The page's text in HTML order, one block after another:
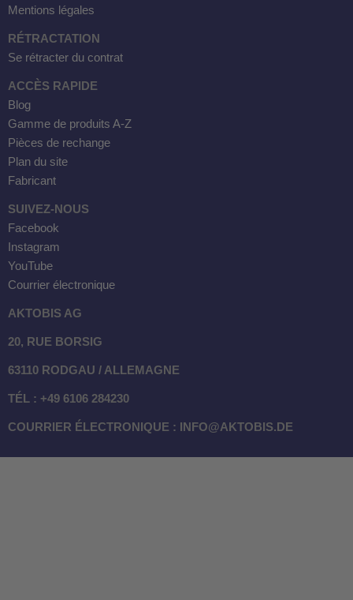
Mentions légales
RÉTRACTATION
Se rétracter du contrat
ACCÈS RAPIDE
Blog
Gamme de produits A-Z
Pièces de rechange
Plan du site
Fabricant
SUIVEZ-NOUS
Facebook
Instagram
YouTube
Courrier électronique
AKTOBIS AG
20, RUE BORSIG
63110 RODGAU / ALLEMAGNE
TÉL : +49 6106 284230
COURRIER ÉLECTRONIQUE : INFO@AKTOBIS.DE